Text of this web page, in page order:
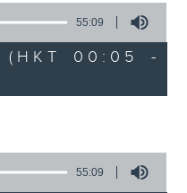
55:09
00:05 -
55:09